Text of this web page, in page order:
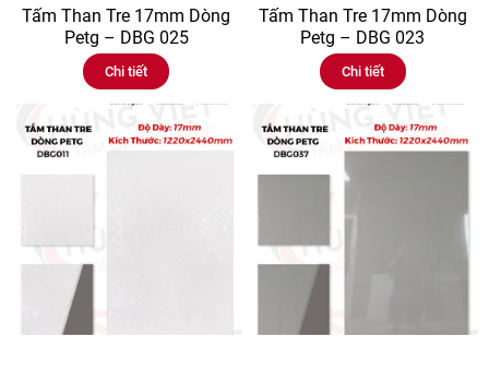
Tấm Than Tre 17mm Dòng
Petg – DBG 025
Chi tiết
Tấm Than Tre 17mm Dòng
Petg – DBG 023
Chi tiết